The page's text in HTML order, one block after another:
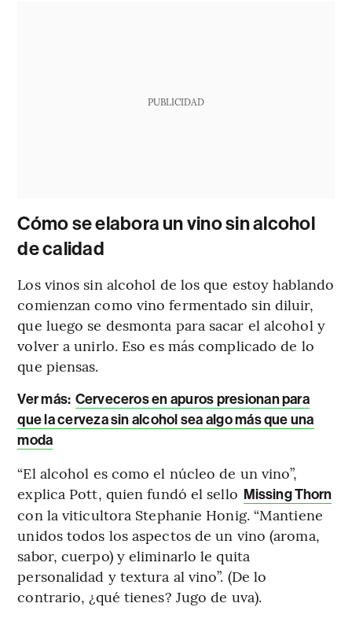
PUBLICIDAD
Cómo se elabora un vino sin alcohol
de calidad
Los vinos sin alcohol de los que estoy hablando
comienzan como vino fermentado sin diluir,
que luego se desmonta para sacar el alcohol y
volver a unirlo. Eso es más complicado de lo
que piensas.
Ver más: Cerveceros en apuros presionan para
que la cerveza sin alcohol sea algo más que una
moda
“El alcohol es como el núcleo de un vino”,
explica Pott, quien fundó el sello Missing Thorn
con la viticultora Stephanie Honig. “Mantiene
unidos todos los aspectos de un vino (aroma,
sabor, cuerpo) y eliminarlo le quita
personalidad y textura al vino”. (De lo
contrario, ¿qué tienes? Jugo de uva).